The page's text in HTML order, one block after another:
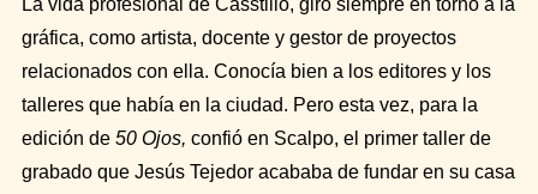
La vida profesional de Casstillo, giró siempre en torno a la
gráfica, como artista, docente y gestor de proyectos
relacionados con ella. Conocía bien a los editores y los
talleres que había en la ciudad. Pero esta vez, para la
edición de 50 Ojos, confió en Scalpo, el primer taller de
grabado que Jesús Tejedoracababa de fundar en su casa